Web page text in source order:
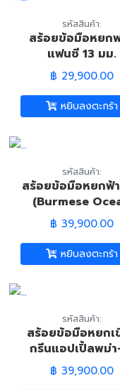
รหัสสินค้า:
สร้อยข้อมือหยก
แฟนซี 13 มม.
(Burmese Fancy
Color Jade
฿ 29,900.00
หยิบลงตะกร้า
รหัสสินค้า:
สร้อยข้อมือหยกฟ้
(Burmese
Blue Jade
฿ 39,900.00
หยิบลงตะกร้า
รหัสสินค้า:
สร้อยข้อมือหยกเ
กรีนแอปเปิ้ลพม่า
มม. (Burmese
Jade Bracelet)
฿ 39,900.00